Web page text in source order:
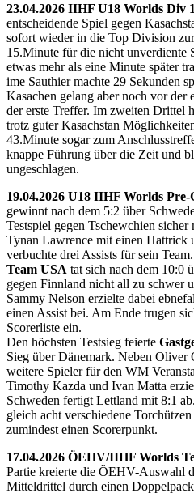
23.04.2026 IIHF U18 Worlds Div
entscheidende Spiel gegen
sofort wieder in die Top Division
15.Minute für die nicht unverdiente
etwas mehr als eine Minute später
ime Sauthier machte 29 Sekunden
Kasachen gelang aber noch vor der
der erste Treffer. Im zweiten Drittel
trotz guter Kasachstan
43.Minute sogar zum
knappe Führung über die Zeit und
ungeschlagen.
19.04.2026 U18 IIHF Worlds Pre-
gewinnt nach dem 5:2 über
Testspiel gegen Tschewchien
Tynan Lawrence mit einen Hattrick
verbuchte drei Assists für sein Team.
Team USA tat sich nach dem 10:0
gegen Finnland nicht all zu schwer
Sammy Nelson erzielte dabei
einen Assist bei. Am Ende trugen
Scorerliste ein.
Den höchsten Testsieg feierte
Sieg über Dänemark. Neben Oliver
weitere Spieler für den WM
Timothy Kazda und Ivan Matta
Schweden fertigt Lettland mit 8:1
gleich acht verschiedene
zumindest einen Scorerpunkt.
17.04.2026 ÖEHV/IIHF Worlds
Partie kreierte die ÖEHV-Auswahl
Mitteldrittel durch einen